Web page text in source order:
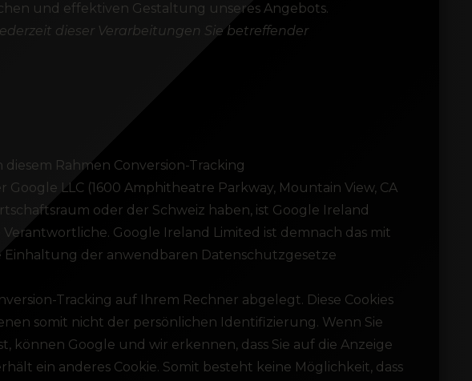
und effektiven Gestaltung unseres Angebots.
dieser Verarbeitungen Sie betreffender
Rahmen Conversion-Tracking
LLC (1600 Amphitheatre Parkway, Mountain View, CA
oder der Schweiz haben, ist Google Ireland
Google Ireland Limited ist demnach das mit
der anwendbaren Datenschutzgesetze
Tracking auf Ihrem Rechner abgelegt. Diese Cookies
somit nicht der persönlichen Identifizierung. Wenn Sie
können Google und wir erkennen, dass Sie auf die Anzeige
ein anderes Cookie. Somit besteht keine Möglichkeit, dass